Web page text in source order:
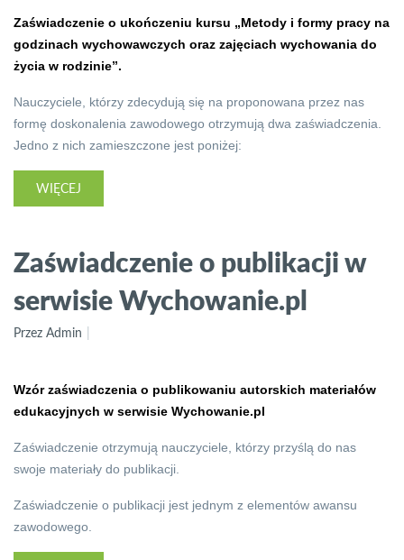
Zaświadczenie o ukończeniu kursu „Metody i formy pracy na
godzinach wychowawczych oraz zajęciach wychowania do
życia w rodzinie”.
Nauczyciele, którzy zdecydują się na proponowana przez nas
formę doskonalenia zawodowego otrzymują dwa zaświadczenia.
Jedno z nich zamieszczone jest poniżej:
WIĘCEJ
Zaświadczenie o publikacji w
serwisie Wychowanie.pl
Przez Admin
Wzór zaświadczenia o publikowaniu autorskich materiałów
edukacyjnych w serwisie Wychowanie.pl
Zaświadczenie otrzymują nauczyciele, którzy przyślą do nas
swoje materiały do publikacji.
Zaświadczenie o publikacji jest jednym z elementów awansu
zawodowego.